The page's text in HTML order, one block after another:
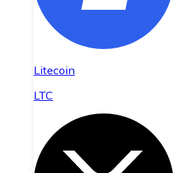
Litecoin
LTC